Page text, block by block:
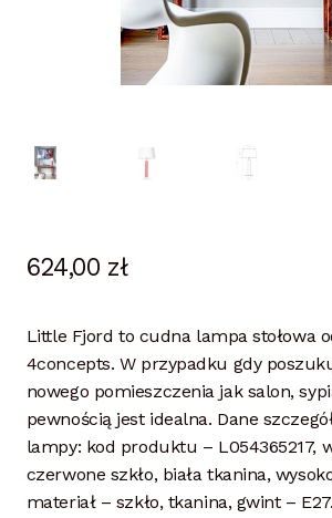
624,00 zł
Little Fjord to cudna lampa stołowa
4concepts. W przypadku gdy
nowego pomieszczenia jak salon,
pewnością jest idealna. Dane
lampy: kod produktu – L054365217,
czerwone szkło, biała tkanina,
materiał – szkło, tkanina, gwint – E27.